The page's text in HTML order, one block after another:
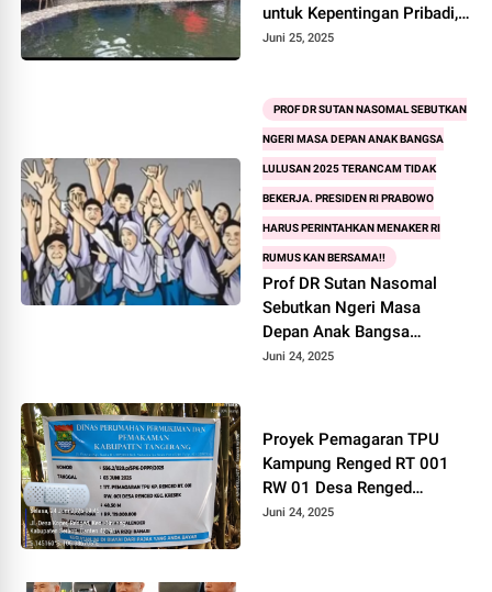
untuk Kepentingan Pribadi,
Ubah Aliran Sungai Jadi
Juni 25, 2025
PROF DR SUTAN NASOMAL SEBUTKAN
NGERI MASA DEPAN ANAK BANGSA
LULUSAN 2025 TERANCAM TIDAK
BEKERJA. PRESIDEN RI PRABOWO
HARUS PERINTAHKAN MENAKER RI
RUMUS KAN BERSAMA!!
Prof DR Sutan Nasomal
Sebutkan Ngeri Masa
Depan Anak Bangsa
Lulusan 2025 Terancam
Menaker RI Rumus kan
Bersama!!
Juni 24, 2025
Proyek Pemagaran TPU
Kampung Renged RT 001
RW 01 Desa Renged
Kecamatan Kresek, Diduga
Juni 24, 2025